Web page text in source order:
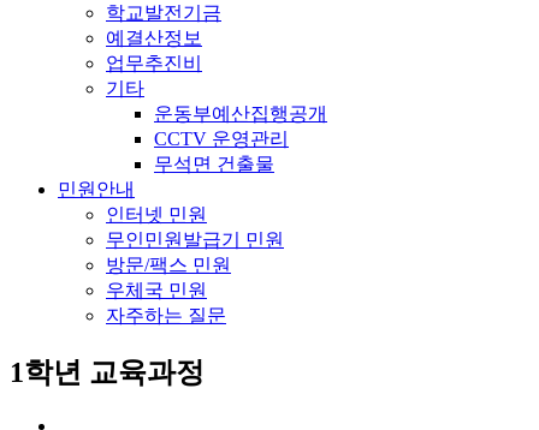
학교발전기금
예결산정보
업무추진비
기타
운동부예산집행공개
CCTV 운영관리
무석면 건출물
민원안내
인터넷 민원
무인민원발급기 민원
방문/팩스 민원
우체국 민원
자주하는 질문
1학년 교육과정